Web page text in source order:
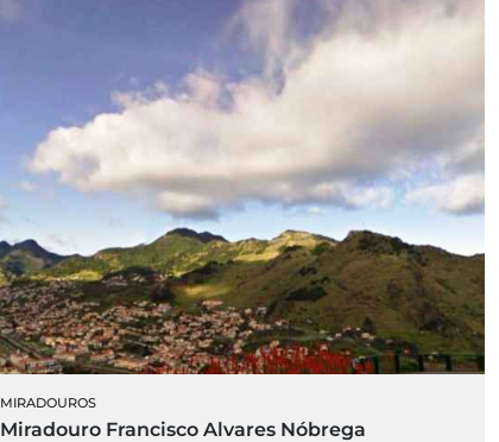
MIRADOUROS
Miradouro Francisco Alvares Nóbrega